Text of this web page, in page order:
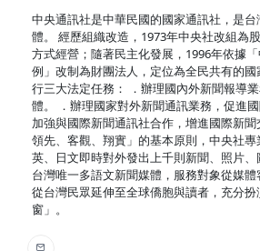
中央通訊社是中華民國的國家通訊社，是
體。 經歷組織改造，1973年中央社改組為
方式經營；隨著民主化發展，1996年依據
例」改制為財團法人，定位為全民共有的
行三大法定任務： ．辦理國內外新聞報導
體。 ．辦理國家對外新聞通訊業務，促進
加強與國際新聞通訊社合作，增進國際新聞
領先、客觀、翔實」的基本原則，中央社專
英、日文即時對外發出上千則新聞、照片
台灣唯一多語文新聞媒體，服務對象從媒體
從台灣民眾延伸至全球僑胞與讀者，充分
窗」。